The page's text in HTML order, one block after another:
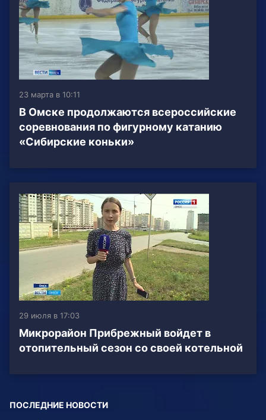
23 марта в 10:11
В Омске продолжаются всероссийские
соревнования по фигурному катанию
«Сибирские коньки»
29 июля в 17:03
Микрорайон Прибрежный войдет в
отопительный сезон со своей котельной
ПОСЛЕДНИЕ НОВОСТИ